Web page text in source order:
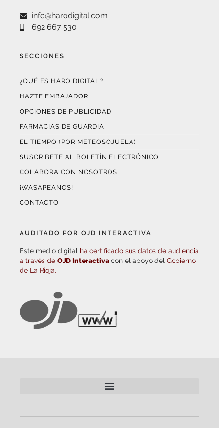
info@harodigital.com
692 667 530
SECCIONES
¿QUÉ ES HARO DIGITAL?
HAZTE EMBAJADOR
OPCIONES DE PUBLICIDAD
FARMACIAS DE GUARDIA
EL TIEMPO (POR METEOSOJUELA)
SUSCRÍBETE AL BOLETÍN ELECTRÓNICO
COLABORA CON NOSOTROS
¡WASAPÉANOS!
CONTACTO
AUDITADO POR OJD INTERACTIVA
Este medio digital ha certificado sus datos de audiencia
a través de OJD Interactiva con el apoyo del Gobierno
de La Rioja.